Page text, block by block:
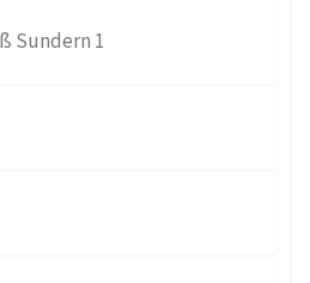
Sundern 1